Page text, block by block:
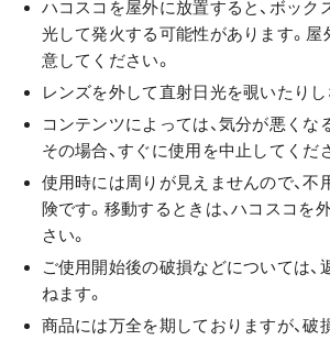
ハコスコを屋外に放置すると、ボック
光して発火する可能性があります。
意してください。
レンズを外して直射日光を覗いたりし
コンテンツによっては、気分が悪くな
その場合、すぐに使用を中止してくだ
使用時には周りが見えませんので、不
険です。移動するときは、ハコスコを
さい。
ご使用開始後の破損などについては、
ねます。
商品には万全を期しておりますが、破